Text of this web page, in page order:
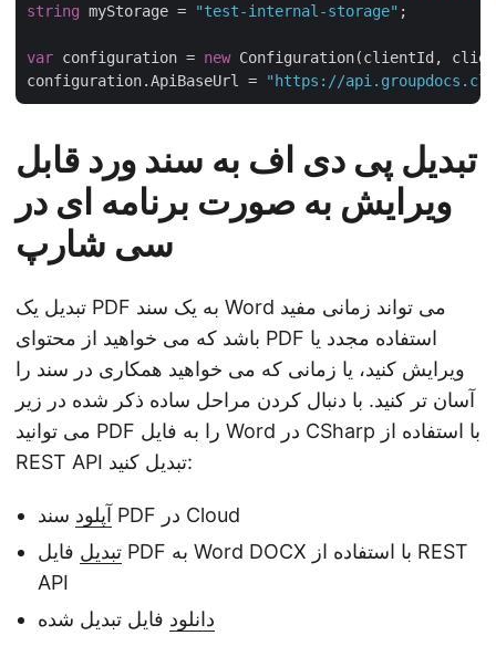
string myStorage = "test-internal-storage" ;
var configuration = new Configuration(clientId,
configuration.ApiBaseUrl =
"https://
تبدیل پی دی اف به سند ورد قابل
ویرایش به صورت برنامه ای در
سی شارپ
تبدیل یک PDF به یک سند Word می تواند زمانی مفید
باشد که می خواهید از محتوای PDF استفاده مجدد یا
ویرایش کنید، یا زمانی که می خواهید همکاری در سند را
آسان تر کنید. با دنبال کردن مراحل ساده ذکر شده در زیر
می توانید PDF را به فایل Word در CSharp با استفاده از
REST API تبدیل کنید:
آپلود
سند PDF در Cloud
تبدیل فایل PDF به Word DOCX با استفاده از REST
API
دانلود فایل تبدیل شده